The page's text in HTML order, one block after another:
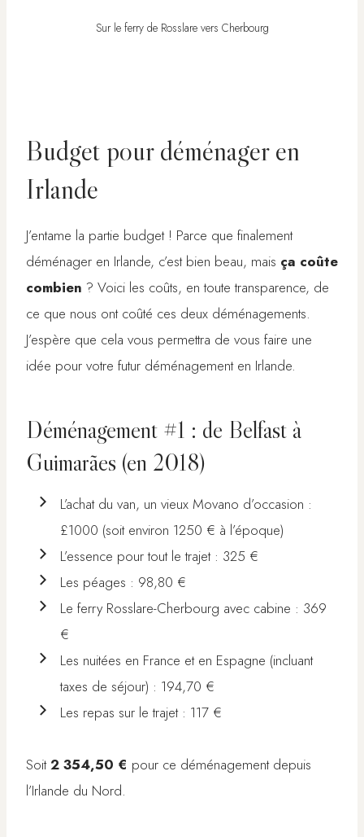
Sur le ferry de Rosslare vers Cherbourg
Budget pour déménager en
Irlande
J’entame la partie budget ! Parce que finalement
déménager en Irlande, c’est bien beau, mais ça coûte
combien ? Voici les coûts, en toute transparence, de
ce que nous ont coûté ces deux déménagements.
J’espère que cela vous permettra de vous faire une
idée pour votre futur déménagement en Irlande.
Déménagement #1 : de Belfast à
Guimarães (en 2018)
L’achat du van, un vieux Movano d’occasion :
£1000 (soit environ 1250 € à l’époque)
L’essence pour tout le trajet : 325 €
Les péages : 98,80 €
Le ferry Rosslare-Cherbourg avec cabine : 369
€
Les nuitées en France et en Espagne (incluant
taxes de séjour) : 194,70 €
Les repas sur le trajet : 117 €
Soit2 354,50 € pour ce déménagement depuis
l’Irlande du Nord.